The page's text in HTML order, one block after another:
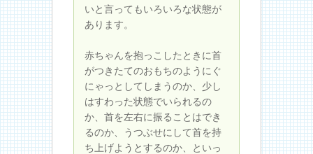
いと言ってもいろいろな状態が
あります。
赤ちゃんを抱っこしたときに首
がつきたてのおもちのようにぐ
にゃっとしてしまうのか、少し
はすわった状態でいられるの
か、首を左右に振ることはでき
るのか、うつぶせにして首を持
ち上げようとするのか、といっ